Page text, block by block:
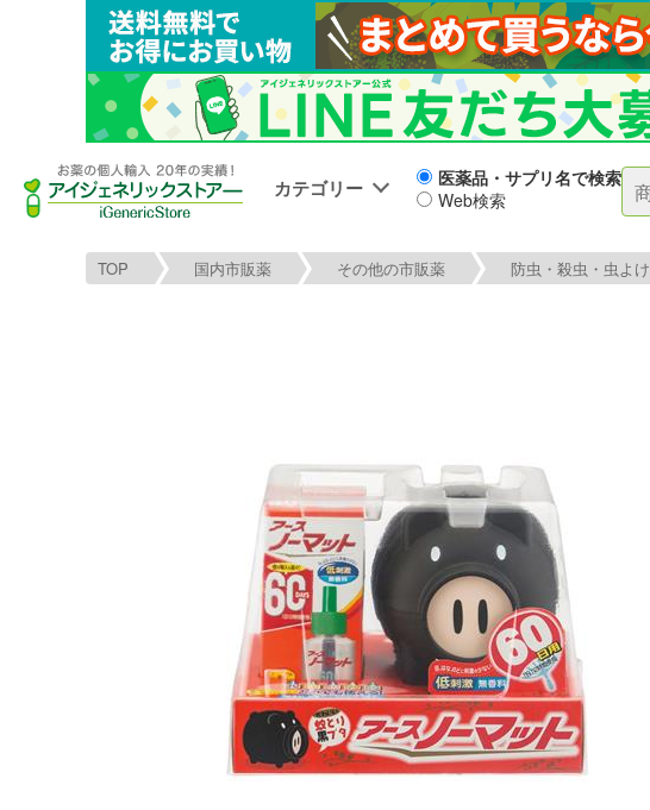
カテゴリー
医薬品・サプリ名で検索
Web検索
TOP 国内市販薬 その他の市販薬 防虫・殺虫・虫よけ